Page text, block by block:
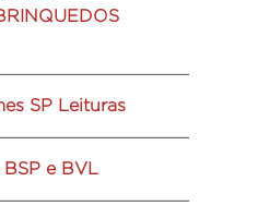
SP Leituras
e BVL